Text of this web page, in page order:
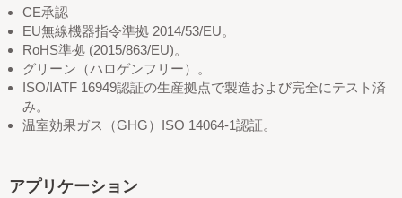
CE承認
EU無線機器指令準拠 2014/53/EU。
RoHS準拠 (2015/863/EU)。
グリーン（ハロゲンフリー）。
ISO/IATF 16949認証の生産拠点で製造および完全にテスト済
み。
温室効果ガス（GHG）ISO 14064-1認証。
アプリケーション